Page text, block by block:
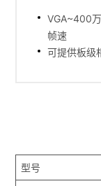
VGA~400
帧速
可提供板级
型号